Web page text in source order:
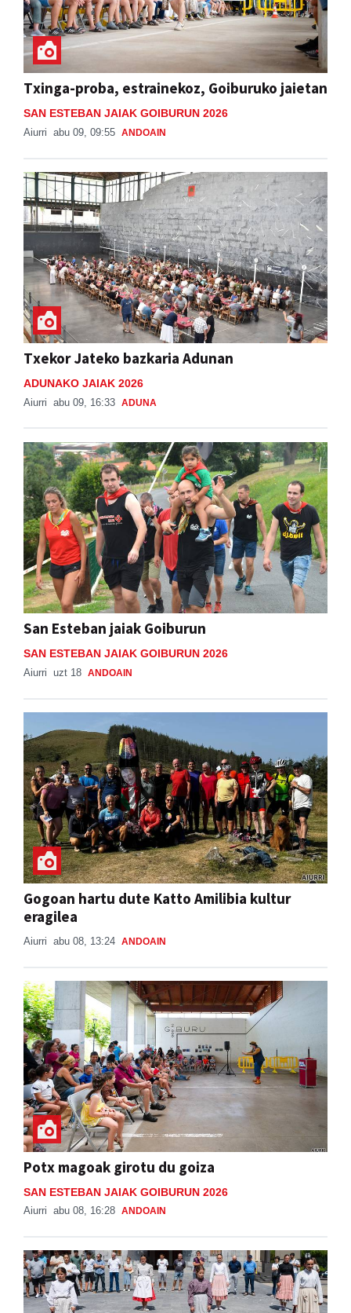
Txinga-proba, estrainekoz, Goiburuko jaietan
SAN ESTEBAN JAIAK GOIBURUN 2026
Aiurri abu 09, 09:55 ANDOAIN
Txekor Jateko bazkaria Adunan
ADUNAKO JAIAK 2026
Aiurri abu 09, 16:33 ADUNA
San Esteban jaiak Goiburun
SAN ESTEBAN JAIAK GOIBURUN 2026
Aiurri uzt 18 ANDOAIN
Gogoan hartu dute Katto Amilibia kultur
eragilea
Aiurri abu 08, 13:24 ANDOAIN
Potx magoak girotu du goiza
SAN ESTEBAN JAIAK GOIBURUN 2026
Aiurri abu 08, 16:28 ANDOAIN